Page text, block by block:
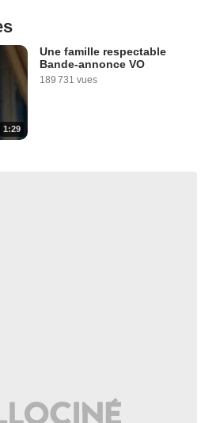
1:29
Une famille respectable
Bande-annonce VO
189 731 vues